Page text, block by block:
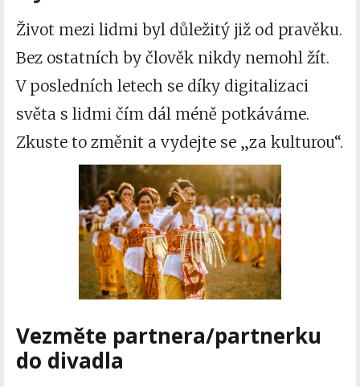
Život mezi lidmi byl důležitý již od pravěku.
Bez ostatních by člověk nikdy nemohl žít.
V posledních letech se díky digitalizaci
světa s lidmi čím dál méně potkáváme.
Zkuste to změnit a vydejte se „za kulturou“.
Vezměte partnera/partnerku
do divadla